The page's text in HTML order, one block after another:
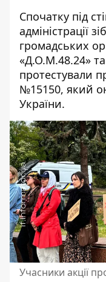
Спочатку під
адміністрації
громадських
«Д.О.М.48.24»
протестували
№15150, який
України.
Учасники акції